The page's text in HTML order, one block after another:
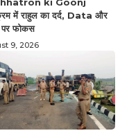
में राहुल का दर्द, Data और
पर फोकस
9, 2026